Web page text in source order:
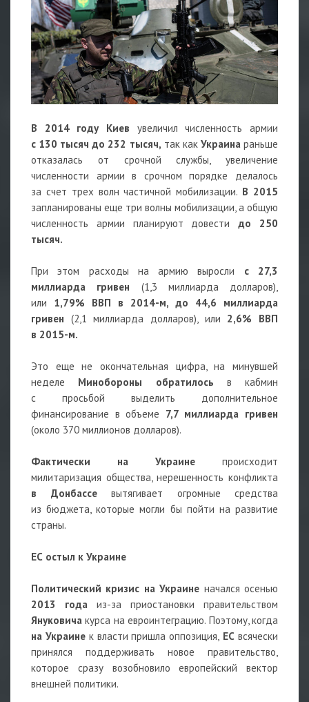
В 2014 году Киев увеличил численность армии
с 130 тысяч до 232 тысяч, так как Украинараньше
отказалась от срочной службы, увеличение
численности армии в срочном порядке делалось
за счет трех волн частичной мобилизации. В 2015
запланированы еще три волны мобилизации, а общую
численность армии планируют довестидо 250
тысяч.
При этом расходы на армию выросли с 27,3
миллиарда гривен (1,3 миллиарда долларов),
или 1,79% ВВП в 2014-м, до 44,6 миллиарда
гривен (2,1 миллиарда долларов), или 2,6% ВВП
в 2015-м.
Это еще не окончательная цифра, на минувшей
неделе Минобороны обратилось в кабмин
с просьбой выделить дополнительное
финансирование в объеме 7,7 миллиарда гривен
(около 370 миллионов долларов).
Фактически на Украине происходит
милитаризация общества, нерешенность конфликта
в Донбассевытягивает огромные средства
из бюджета, которые могли бы пойти на развитие
страны.
ЕС остыл к Украине
Политический кризис на Украине начался осенью
2013 года из-за приостановки правительством
Януковича курса на евроинтеграцию. Поэтому, когда
на Украинек власти пришла оппозиция, ЕС всячески
принялся поддерживать новое правительство,
которое сразу возобновило европейский вектор
внешней политики.